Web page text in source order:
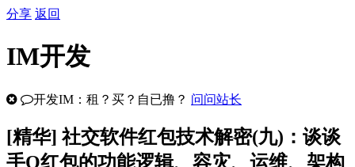
分享 返回
IM开发
开发IM：租？买？自已撸？ 问问站长
[精华] 社交软件红包技术解密(九)：谈谈
手Q红包的功能逻辑、容灾、运维、架构